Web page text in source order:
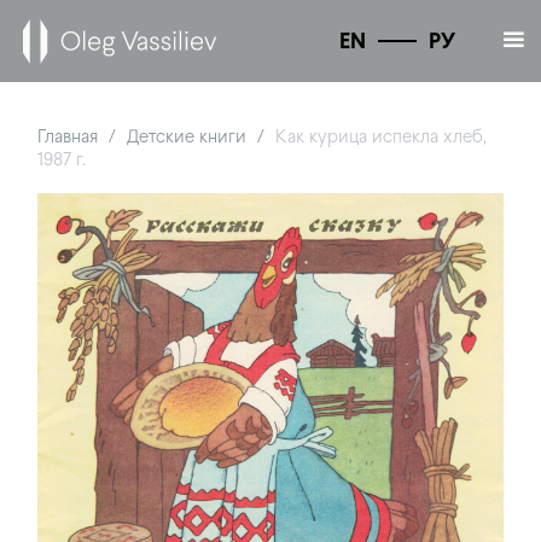
EN РУ
Главная / Детские книги / Как курица испекла хлеб,
1987 г.